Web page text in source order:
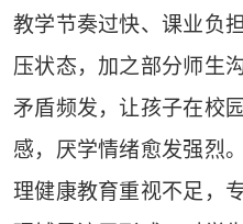
教学节奏过快、课业负
压状态，加之部分师生
矛盾频发，让孩子在校
感，厌学情绪愈发强烈
理健康教育重视不足，